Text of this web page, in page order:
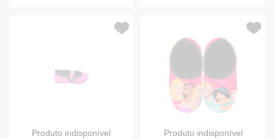
Produto indisponível Produto indisponível